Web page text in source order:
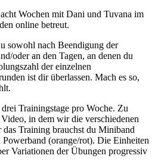
Wochen mit Dani und Tuvana im
online betreut.
sowohl nach Beendigung der
oder an den Tagen, an denen du
der einzelnen
ist dir überlassen. Mach es so,
Trainingstage pro Woche. Zu
in dem wir die verschiedenen
Training brauchst du Miniband
(orange/rot). Die Einheiten
Variationen der Übungen progressiv